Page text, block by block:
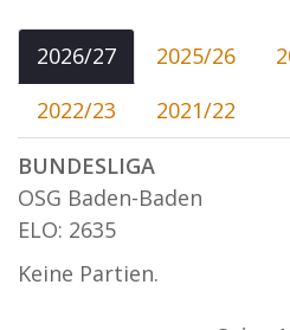
2026/27 2025/26
2022/23
2021/22
BUNDESLIGA
OSG Baden-Baden
ELO: 2635
Keine Partien.